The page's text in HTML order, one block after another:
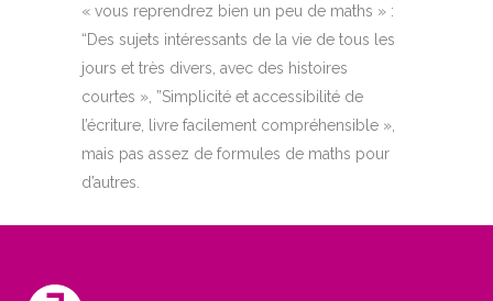
« vous reprendrez bien un peu de maths » :
“Des sujets intéressants de la vie de tous les
jours et très divers, avec des histoires
courtes », ”Simplicité et accessibilité de
l’écriture, livre facilement compréhensible »,
mais pas assez de formules de maths pour
d’autres.